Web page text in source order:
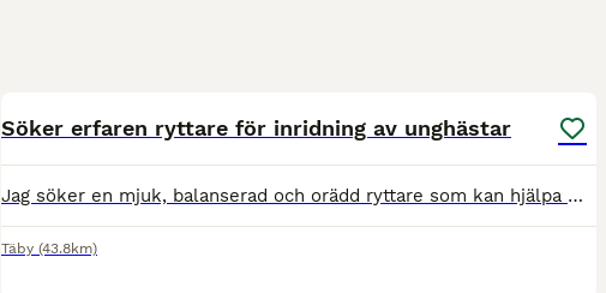
Söker erfaren ryttare för inridning av unghästar
Jag söker en mjuk, balanserad och orädd ryttare som kan hjälpa mig med: • Inridning av 2 unghästar • Igångsättning av en 5-åring Jag är själv med på marken och stöttar under arbetet. Stallet ligger
Täby (43.8km)